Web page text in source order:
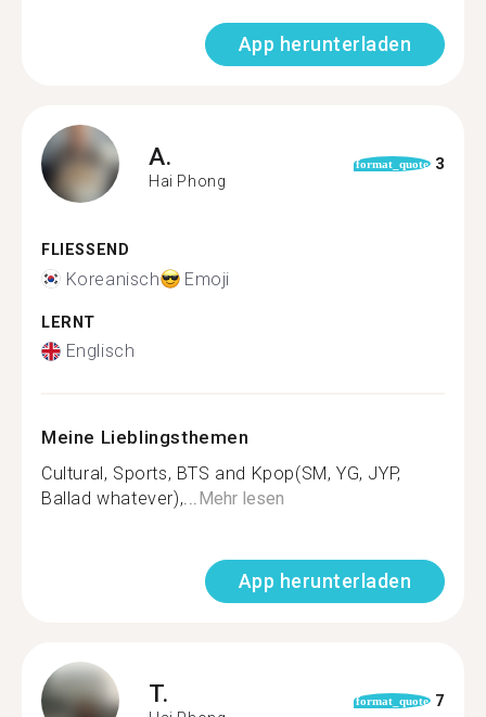
App herunterladen
A.
Hai Phong
format_quote 3
FLIESSEND
Koreanisch Emoji
LERNT
Englisch
Meine Lieblingsthemen
Cultural, Sports, BTS and Kpop(SM, YG, JYP,
Ballad whatever),...Mehr lesen
App herunterladen
T. format_quote 7